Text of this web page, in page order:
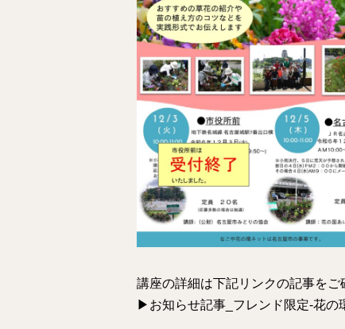
講座の詳細は下記リンクの記事をご
▶ お知らせ記事_フレンド限定-花